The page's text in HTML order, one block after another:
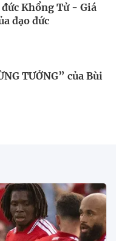
Khổng Tử - Giá
đạo đức
TƯỞNG” của Bùi